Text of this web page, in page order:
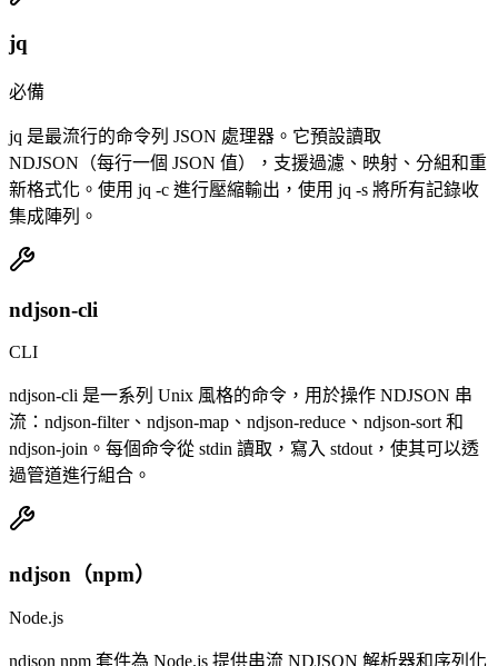
jq
必備
jq 是最流行的命令列 JSON 處理器。它預設讀取
NDJSON（每行一個 JSON 值），支援過濾、映射、分組和重
新格式化。使用 jq -c 進行壓縮輸出，使用 jq -s 將所有記錄收
集成陣列。
ndjson-cli
CLI
ndjson-cli 是一系列 Unix 風格的命令，用於操作 NDJSON 串
流：ndjson-filter、ndjson-map、ndjson-reduce、ndjson-sort 和
ndjson-join。每個命令從 stdin 讀取，寫入 stdout，使其可以透
過管道進行組合。
ndjson（npm）
Node.js
ndjson npm 套件為 Node.js 提供串流 NDJSON 解析器和序列化